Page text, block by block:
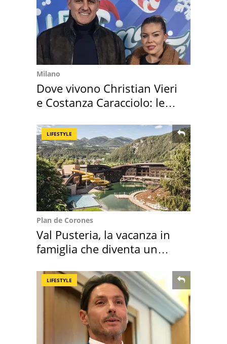
Milano
Dove vivono Christian Vieri
e Costanza Caracciolo: le
LIFESTYLE
Plan de Corones
Val Pusteria, la vacanza in
famiglia che diventa un
LIFESTYLE